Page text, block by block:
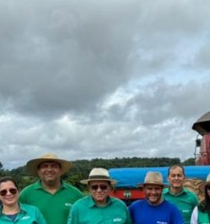
Chamados TI
Extranet
Lgpd
Gerador Senha